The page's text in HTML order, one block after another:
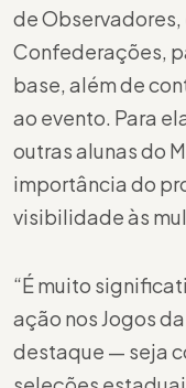
de Observadores,
Confederações,
base, além de
ao evento. Para
outras alunas do
importância do
visibilidade às
“É muito
ação nos Jogos
destaque — seja